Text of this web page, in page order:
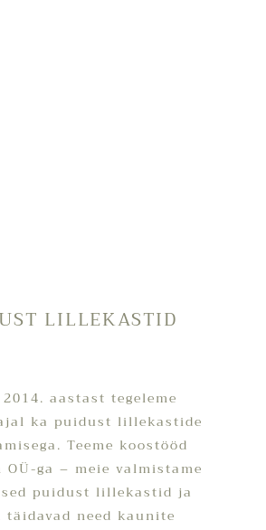
LILLEKASTID
aastast tegeleme
ka puidust lillekastide
Teeme koostööd
ga – meie valmistame
puidust lillekastid ja
täidavad need kaunite